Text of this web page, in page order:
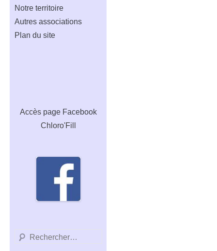
Notre territoire
Autres associations
Plan du site
Accès page Facebook
Chloro'Fill
Recherche